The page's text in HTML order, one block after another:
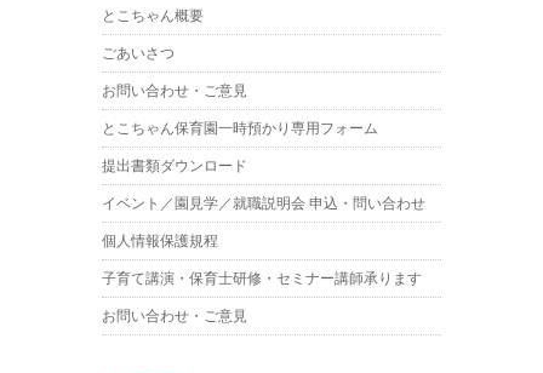
とこちゃん概要
ごあいさつ
お問い合わせ・ご意見
とこちゃん保育園一時預かり専用フォーム
提出書類ダウンロード
イベント／園見学／就職説明会 申込・問い合わせ
個人情報保護規程
子育て講演・保育士研修・セミナー講師承ります
お問い合わせ・ご意見